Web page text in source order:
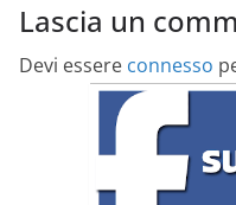
Lascia un
Devi essere connesso